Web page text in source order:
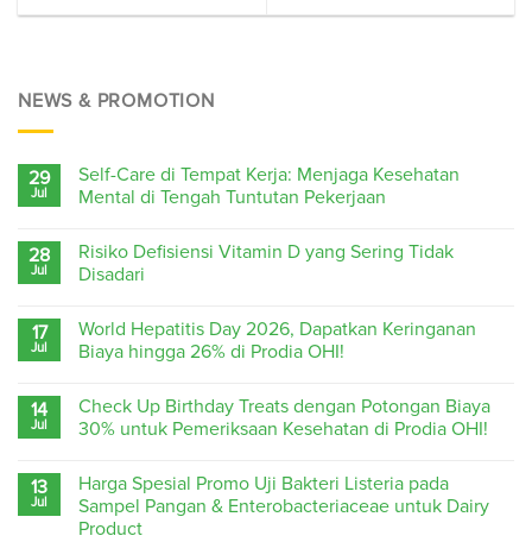
NEWS & PROMOTION
29
Jul
Self-Care di Tempat Kerja: Menjaga Kesehatan
Mental di Tengah Tuntutan Pekerjaan
28
Jul
Risiko Defisiensi Vitamin D yang Sering Tidak
Disadari
17
Jul
World Hepatitis Day 2026, Dapatkan Keringanan
Biaya hingga 26% di Prodia OHI!
14
Jul
Check Up Birthday Treats dengan Potongan Biaya
30% untuk Pemeriksaan Kesehatan di Prodia OHI!
13
Jul
Harga Spesial Promo Uji Bakteri Listeria pada
Sampel Pangan & Enterobacteriaceae untuk Dairy
Product